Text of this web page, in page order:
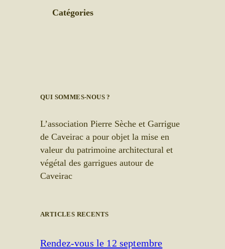
Catégories
QUI SOMMES-NOUS ?
L’association Pierre Sèche et Garrigue
de Caveirac a pour objet la mise en
valeur du patrimoine architectural et
végétal des garrigues autour de
Caveirac
ARTICLES RECENTS
Rendez-vous le 12 septembre